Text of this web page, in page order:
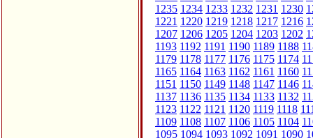
1235 1234 1233 1232 1231 1230
1221 1220 1219 1218 1217 1216
1207 1206 1205 1204 1203 1202
1193 1192 1191 1190 1189 1188
1179 1178 1177 1176 1175 1174
1165 1164 1163 1162 1161 1160
1151 1150 1149 1148 1147 1146
1137 1136 1135 1134 1133 1132
1123 1122 1121 1120 1119 1118
1109 1108 1107 1106 1105 1104
1095 1094 1093 1092 1091 1090